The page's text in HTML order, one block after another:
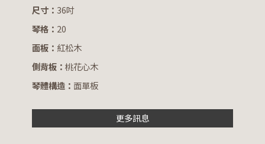
尺寸：36吋
琴格： 20
面板： 紅松木
側背板：桃花心木
琴體構造： 面單板
更多訊息